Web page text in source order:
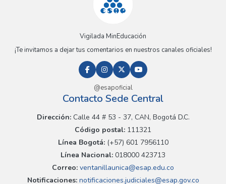
Vigilada MinEducación
¡Te invitamos a dejar tus comentarios en nuestros canales oficiales!
@esapoficial
Contacto Sede Central
Dirección:Calle 44 # 53 - 37, CAN, Bogotá D.C.
Código postal: 111321
Línea Bogotá:(+57) 601 7956110
Línea Nacional: 018000 423713
Correo: ventanillaunica@esap.edu.co
Notificaciones:notificaciones.judiciales@esap.gov.co